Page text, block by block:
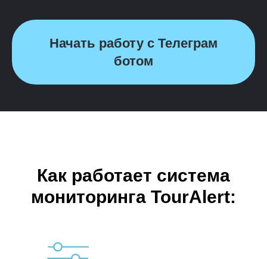
Начать работу с Телеграм
ботом
Как работает система
мониторинга TourAlert: